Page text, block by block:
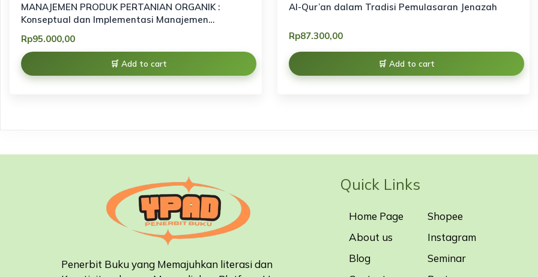
MANAJEMEN PRODUK PERTANIAN ORGANIK :
Konseptual dan Implementasi Manajemen
Rp95.000,00
Add to cart
Al-Qur’an dalam Tradisi Pemulasaran Jenazah
Rp87.300,00
Add to cart
Penerbit Buku yang Memajuhkan literasi dan
Quick Links
Home Page
About us
Blog
Shopee
Instagram
Seminar